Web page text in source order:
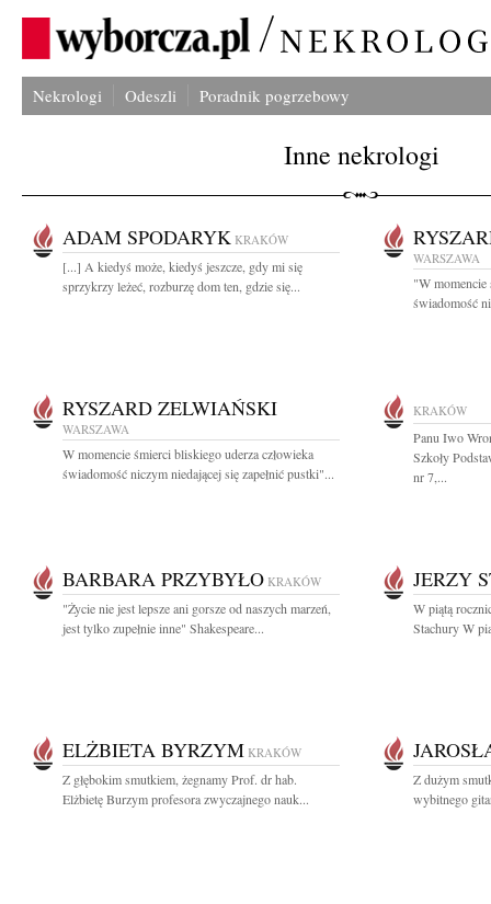
Nekrologi Odeszli Poradnik pogrzebowy
Inne nekrologi
ADAM SPODARYK KRAKÓW
[...] A kiedyś może, kiedyś jeszcze, gdy mi się
sprzykrzy leżeć, rozburzę dom ten, gdzie się...
WARSZAWA
"W momencie
świadomość
RYSZARD ZELWIAŃSKI
WARSZAWA
W momencie śmierci bliskiego uderza człowieka
świadomość niczym niedającej się zapełnić pustki"...
KRAKÓW
Panu Iwo
Szkoły
nr 7,...
BARBARA PRZYBYŁO KRAKÓW
"Życie nie jest lepsze ani gorsze od naszych marzeń,
jest tylko zupełnie inne" Shakespeare...
JERZY
W piątą
Stachury W
ELŻBIETA BYRZYM KRAKÓW
Z głębokim smutkiem, żegnamy Prof. dr hab.
Elżbietę Burzym profesora zwyczajnego nauk...
Z dużym
wybitnego